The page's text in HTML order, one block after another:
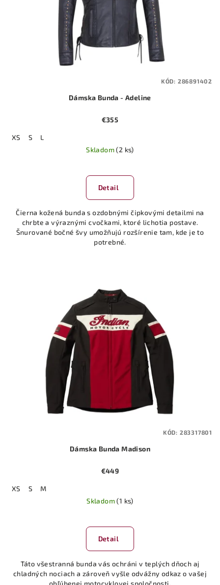
Dámska Bunda - Adeline
€355
XS S
L
Skladom(2 ks)
Detail
Čierna kožená bunda s ozdobnými čipkovými detailmi na
chrbte a výraznými cvočkami, ktoré lichotia postave.
Šnurované bočné švy umožňujú rozšírenie tam, kde je to
potrebné.
KÓD: 286891402
Dámska Bunda Madison
€449
XS S
M
Skladom(1 ks)
hodnotenie
produktu
z
5
Detail
Táto všestranná bunda vás ochráni v teplých dňoch aj
chladných nociach a zároveň vyšle odvážny odkaz o vašej
KÓD: 283317801